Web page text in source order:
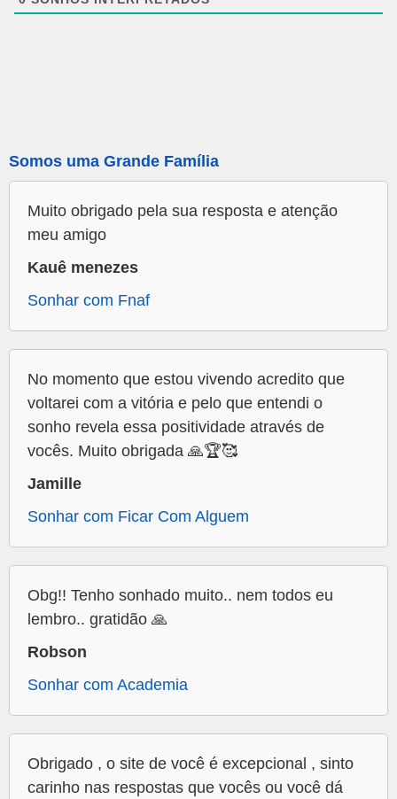
Somos uma Grande Família
Muito obrigado pela sua resposta e atenção
meu amigo
Kauê menezes
Sonhar com Fnaf
No momento que estou vivendo acredito que
voltarei com a vitória e pelo que entendi o
sonho revela essa positividade através de
vocês. Muito obrigada 🙏🏆🥰
Jamille
Sonhar com Ficar Com Alguem
Obg!! Tenho sonhado muito.. nem todos eu
lembro.. gratidão 🙏
Robson
Sonhar com Academia
Obrigado , o site de você é excepcional , sinto
carinho nas respostas que vocês ou você dá